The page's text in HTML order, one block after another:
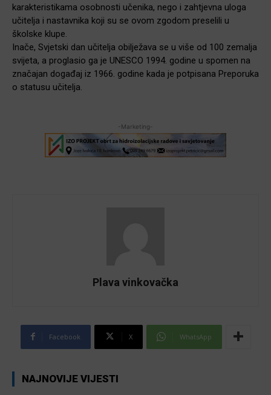
karakteristikama osobnosti učenika, nego i zahtjevna uloga
učitelja i nastavnika koji su se ovom zgodom preselili u
školske klupe.
Inače, Svjetski dan učitelja obilježava se u više od 100 zemalja
svijeta, a proglasio ga je UNESCO 1994. godine u spomen na
značajan događaj iz 1966. godine kada je potpisana Preporuka
o statusu učitelja.
-Marketing-
Plava vinkovačka
Facebook X WhatsApp
NAJNOVIJE VIJESTI